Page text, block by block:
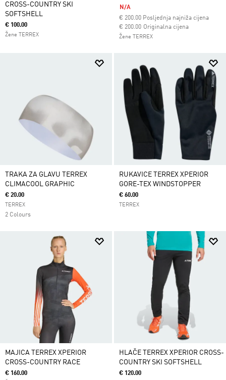
CROSS-COUNTRY SKI
SOFTSHELL
€ 100.00
Žene TERREX
N/A
€ 200.00 Posljednja najniža cijena
Originalna cijena
Cijena umanjena od
€ 200.00za
Žene TERREX
TRAKA ZA GLAVU TERREX
CLIMACOOL GRAPHIC
€ 20.00
TERREX
2 Colours
RUKAVICE TERREX XPERIOR
GORE-TEX WINDSTOPPER
€ 60.00
TERREX
MAJICA TERREX XPERIOR
CROSS-COUNTRY RACE
€ 160.00
HLAČE TERREX XPERIOR CROSS-
COUNTRY SKI SOFTSHELL
€ 120.00